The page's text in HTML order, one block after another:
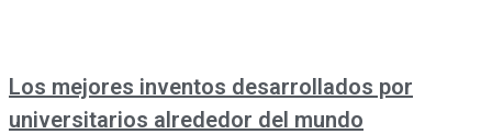
Los mejores inventos desarrollados por
universitarios alrededor del mundo